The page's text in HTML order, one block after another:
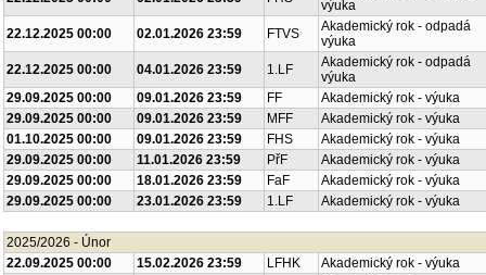
výuka
22.12.2025 00:00
02.01.2026 23:59 FTVS
Akademický rok - odpadá
výuka
22.12.2025 00:00
04.01.2026 23:59 1.LF
Akademický rok - odpadá
výuka
29.09.2025 00:00
09.01.2026 23:59 FF
Akademický rok - výuka
29.09.2025 00:00
09.01.2026 23:59 MFF
Akademický rok - výuka
01.10.2025 00:00
09.01.2026 23:59 FHS
Akademický rok - výuka
29.09.2025 00:00
11.01.2026 23:59 PřF
Akademický rok - výuka
29.09.2025 00:00
18.01.2026 23:59 FaF
Akademický rok - výuka
29.09.2025 00:00
23.01.2026 23:59 1.LF Akademický rok - výuka
2025/2026 - Únor
22.09.2025 00:00
15.02.2026 23:59 LFHK
Akademický rok - výuka